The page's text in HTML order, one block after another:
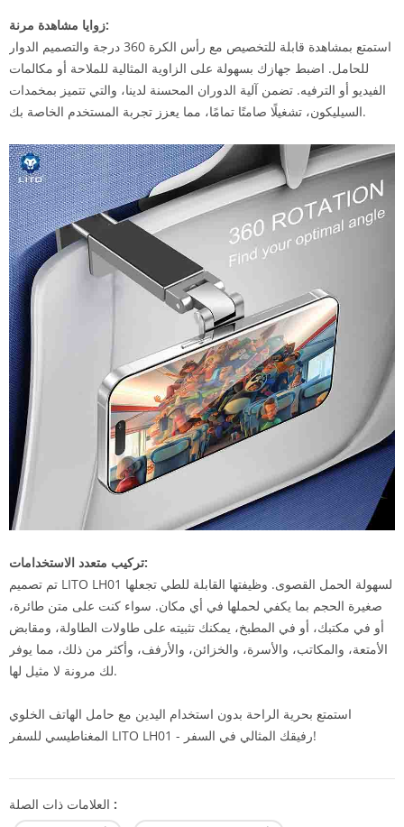
زوايا مشاهدة مرنة:
استمتع بمشاهدة قابلة للتخصيص مع رأس الكرة 360 درجة والتصميم الدوار
للحامل. اضبط جهازك بسهولة على الزاوية المثالية للملاحة أو مكالمات
الفيديو أو الترفيه. تضمن آلية الدوران المحسنة لدينا، والتي تتميز بمخمدات
السيليكون، تشغيلًا صامتًا تمامًا، مما يعزز تجربة المستخدم الخاصة بك.
تركيب متعدد الاستخدامات:
تم تصميم LITO LH01 لسهولة الحمل القصوى. وظيفتها القابلة للطي تجعلها
صغيرة الحجم بما يكفي لحملها في أي مكان. سواء كنت على متن طائرة،
أو في مكتبك، أو في المطبخ، يمكنك تثبيته على طاولات الطاولة، ومقابض
الأمتعة، والمكاتب، والأسرة، والخزائن، والأرفف، وأكثر من ذلك، مما يوفر
لك مرونة لا مثيل لها.
استمتع بحرية الراحة بدون استخدام اليدين مع حامل الهاتف الخلوي
المغناطيسي للسفر LITO LH01 - رفيقك المثالي في السفر!
العلامات ذات الصلة :